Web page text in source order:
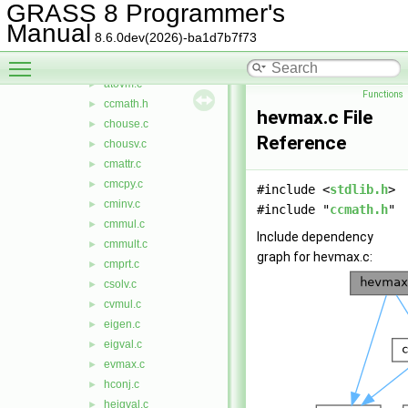
GRASS 8 Programmer's
Manual 8.6.0dev(2026)-ba1d7b7f73
► dspf
▼ external
▼ ccmath
► atovm.c
► ccmath.h
► chouse.c
► chousv.c
► cmattr.c
► cmcpy.c
► cminv.c
► cmmul.c
► cmmult.c
► cmprt.c
► csolv.c
► cvmul.c
► eigen.c
► eigval.c
► evmax.c
► hconj.c
► heigval.c
Functions
hevmax.c File
Reference
#include <stdlib.h>
#include "ccmath.h"
Include dependency
graph for hevmax.c: